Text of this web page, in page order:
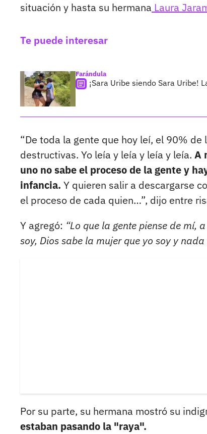
situación y hasta su hermana Laura
Te puede interesar
Farándula
¡Sara Uribe siendo Sara Uribe!
“De toda la gente que hoy leí, el 90%
destructivas. Yo leía y leía y leía y leía. A
uno no sabe el proceso de la gente y
infancia. Y quieren salir a descargarse
el proceso de cada quien…”, dijo entre
Y agregó: “Lo que la gente piense de mí,
soy, Dios sabe la mujer que yo soy y
Por su parte, su hermana mostró su
estaban pasando la "raya".